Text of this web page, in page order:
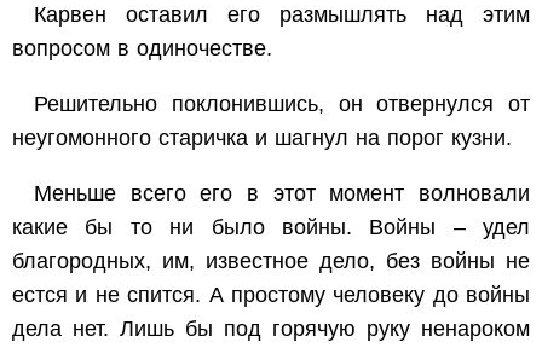
Карвен оставил его размышлять над этим
вопросом в одиночестве.
Решительно поклонившись, он отвернулся от
неугомонного старичка и шагнул на порог кузни.
Меньше всего его в этот момент волновали
какие бы то ни было войны. Войны – удел
благородных, им, известное дело, без войны не
естся и не спится. А простому человеку до войны
дела нет. Лишь бы под горячую руку ненароком